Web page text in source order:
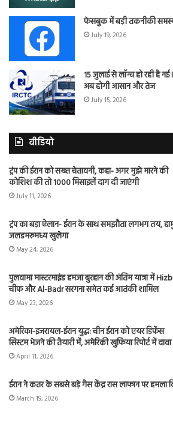
फेसबुक में बड़ी तकनीकी
July 19, 2026
15 जुलाई से लॉन्च हो रही है
अब होगी आसान और तेज
July 15, 2026
वीडियो
ट्रंप की ईरान को सख्त चेतावनी, कहा- अगर मुझे मारने की
कोशिश की तो 1000 मिसाइलें दाग दी जाएंगी
July 11, 2026
ट्रंप का बड़ा ऐलान- ईरान के साथ समझौता लगभग तय,
जलडमरूमध्य खुलेगा
May 24, 2026
पुलवामा मास्टरमाइंड हमजा बुरहान की अंतिम यात्रा में
चीफ और Al-Badr सरगना समेत कई आतंकी शामिल
May 23, 2026
अमेरिका-इजरायल-ईरान युद्ध: चीन ईरान को एयर डिफेंस
सिस्टम भेजने की तैयारी में, अमेरिकी खुफिया रिपोर्ट में दावा
April 11, 2026
ईरान ने कतर के सबसे बड़े गैस केंद्र रास लाफान पर हमला
March 19, 2026